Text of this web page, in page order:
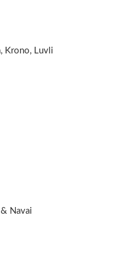
Krono, Luvli
Navai